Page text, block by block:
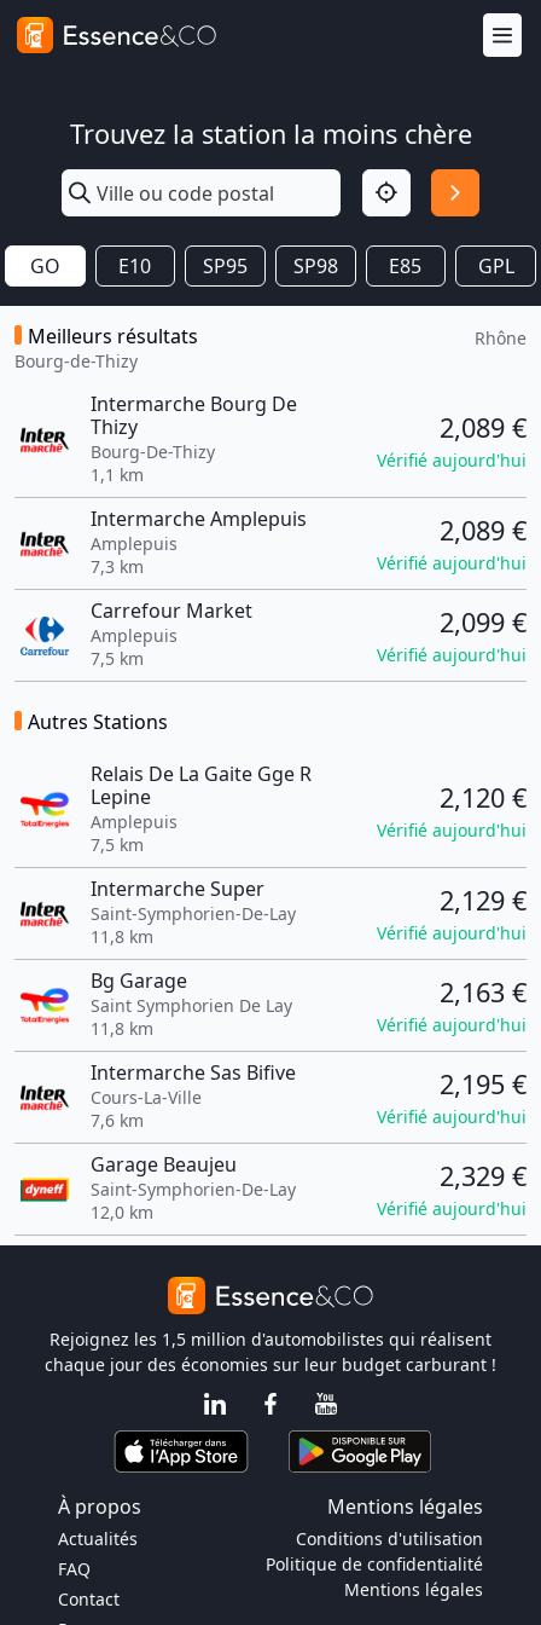
Trouvez la station la moins chère
GO E10 SP95 SP98 E85 GPL
Meilleurs résultats
Bourg-de-Thizy
Rhône
Intermarche Bourg De
Thizy
Bourg-De-Thizy
1,1 km
2,089 €
Vérifié aujourd'hui
Intermarche Amplepuis
Amplepuis
7,3 km
2,089 €
Vérifié aujourd'hui
Carrefour Market
Amplepuis
7,5 km
2,099 €
Vérifié aujourd'hui
Autres Stations
Relais De La Gaite Gge R
Lepine
Amplepuis
7,5 km
2,120 €
Vérifié aujourd'hui
Intermarche Super
Saint-Symphorien-De-Lay
11,8 km
2,129 €
Vérifié aujourd'hui
Bg Garage
Saint Symphorien De Lay
11,8 km
2,163 €
Vérifié aujourd'hui
Intermarche Sas Bifive
Cours-La-Ville
7,6 km
2,195 €
Vérifié aujourd'hui
Garage Beaujeu
Saint-Symphorien-De-Lay
12,0 km
2,329 €
Vérifié aujourd'hui
Rejoignez les 1,5 million d'automobilistes qui réalisent
chaque jour des économies sur leur budget carburant !
À propos Mentions légales
Actualités
FAQ
Contact
Conditions d'utilisation
Politique de confidentialité
Mentions légales